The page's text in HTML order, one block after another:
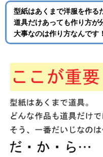
型紙はあくまで洋服を作る
道具だけあっても作り方が
大事なのは作り方なんです！